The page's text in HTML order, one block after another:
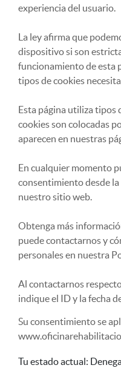
experiencia del usuario.
La ley afirma que
dispositivo si son
funcionamiento de esta
tipos de cookies
Esta página utiliza tipos
cookies son colocadas
aparecen en nuestras
En cualquier momento
consentimiento desde
nuestro sitio web.
Obtenga más
puede contactarnos y
personales en nuestra
Al contactarnos
indique el ID y la fecha
Su consentimiento se
Tu estado actual: